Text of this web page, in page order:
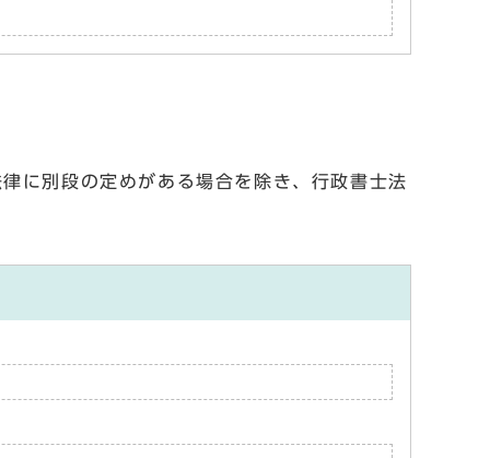
に別段の定めがある場合を除き、行政書士法